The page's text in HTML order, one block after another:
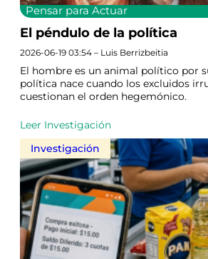
Pensar para Actuar
El péndulo de la política
2026-06-19 03:54 – Luis Berrizbeitia
El hombre es un animal político por
política nace cuando los excluidos
cuestionan el orden hegemónico.
Leer Investigación
Investigación